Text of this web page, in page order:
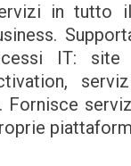
in tutto
IT: site
Fornisce